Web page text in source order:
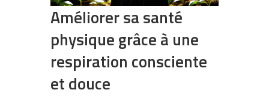
Améliorer sa santé
physique grâce à une
respiration consciente
et douce